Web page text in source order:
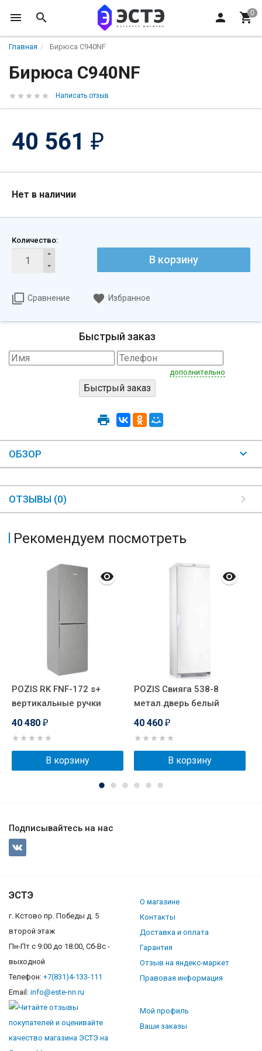
Главная Бирюса C940NF
Бирюса C940NF
Написать отзыв
40 561 ₽
Нет в наличии
Количество:
В корзину
Сравнение Избранное
Быстрый заказ
дополнительно
ОБЗОР
ОТЗЫВЫ (0)
Рекомендуем посмотреть
POZIS RK FNF-172 s+
вертикальные ручки
40 480 ₽
В корзину
POZIS Свияга 538-8
метал.дверь белый
40 460 ₽
В корзину
Подписывайтесь на нас
ЭСТЭ
г. Кстово пр. Победы д. 5
второй этаж
Пн-Пт с 9:00 до 18:00, Сб-Вс -
выходной
Телефон: +7(831)4-133-111
Email: info@este-nn.ru
О магазине
Контакты
Доставка и оплата
Гарантия
Отзыв на яндекс-маркет
Правовая информация
Мой профиль
Ваши заказы